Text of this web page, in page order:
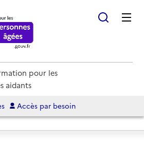
pour les
aidants
Accès par besoin